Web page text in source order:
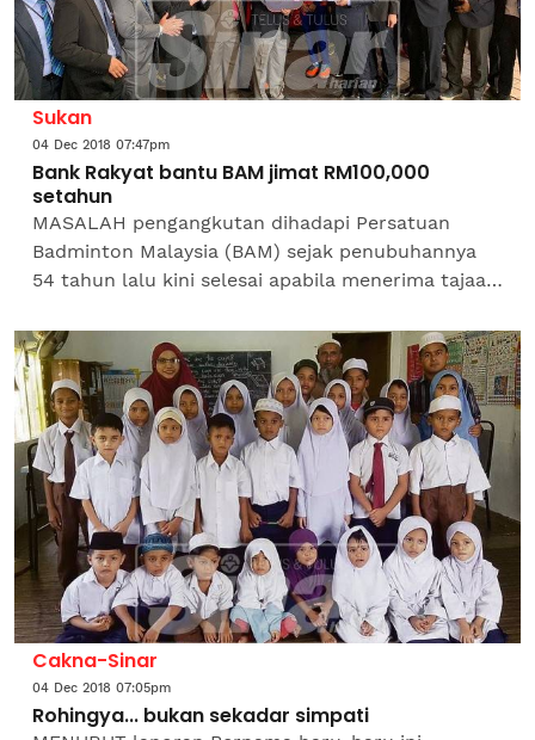
Sukan
04 Dec 2018 07:47pm
Bank Rakyat bantu BAM jimat RM100,000
setahun
MASALAH pengangkutan dihadapi Persatuan
Badminton Malaysia (BAM) sejak penubuhannya
54 tahun lalu kini selesai apabila menerima tajaan
yang...
Cakna-Sinar
04 Dec 2018 07:05pm
Rohingya... bukan sekadar simpati